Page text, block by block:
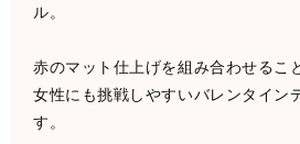
ル。
赤のマット仕上げを組み合わせるこ
女性にも挑戦しやすいバレンタイン
す。